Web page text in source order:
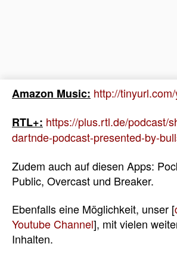
Amazon Music: http://
RTL+: https://plus.rtl.de/podcast/
dartnde-podcast-presented-by-
Zudem auch auf diesen Apps:
Public, Overcast und Breaker.
Ebenfalls eine Möglichkeit, unser [
Youtube Channel], mit vielen
Inhalten.